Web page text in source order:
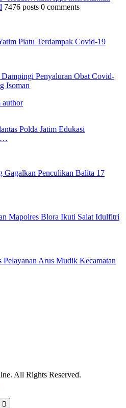
7476 posts 0 comments
Piatu Terdampak Covid-19
Penyaluran Obat Covid-
Isoman
author
Polda Jatim Edukasi
Gagalkan Penculikan Balita 17
Mapolres Blora Ikuti Salat Idulfitri
Arus Mudik Kecamatan
All Rights Reserved.